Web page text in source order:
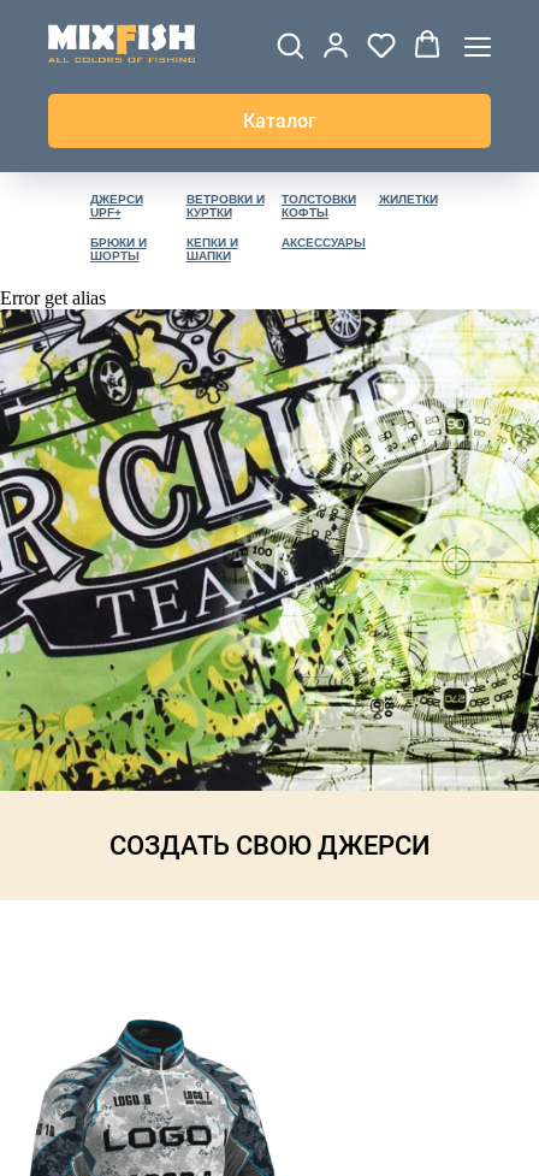
Каталог
БРЮКИ И
ШОРТЫ
КЕПКИ И
ШАПКИ
АКСЕССУАРЫ
ДЖЕРСИ
UPF+
ВЕТРОВКИ И
КУРТКИ
ТОЛСТОВКИ
КОФТЫ
ЖИЛЕТКИ
Error get alias
СОЗДАТЬ СВОЮ ДЖЕРСИ